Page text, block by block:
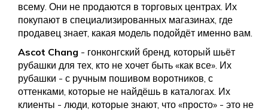
всему. Они не продаются в торговых центрах. Их
покупают в специализированных магазинах, где
продавец знает, какая модель подойдёт именно вам.
Ascot Chang - гонконгский бренд, который шьёт
рубашки для тех, кто не хочет быть «как все». Их
рубашки - с ручным пошивом воротников, с
оттенками, которые не найдёшь в каталогах. Их
клиенты - люди, которые знают, что «просто» - это не